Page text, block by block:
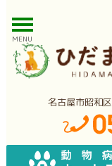
MENU
名古屋市昭和